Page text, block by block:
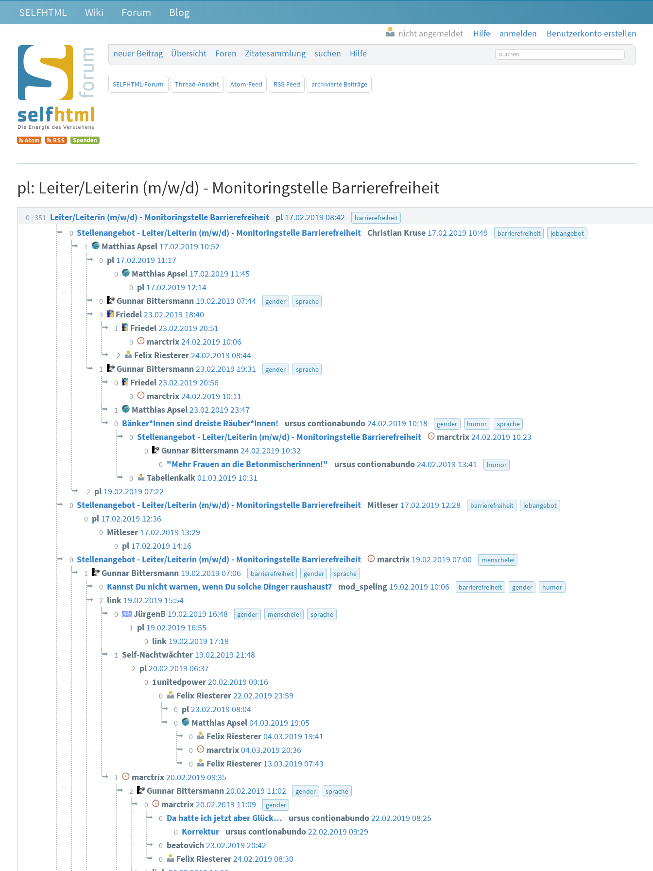
SELFHTML Wiki Forum Blog
nicht angemeldet Hilfe anmelden
Benutzerkonto erstellen
neuer Beitrag
Übersicht Foren Zitatesammlung suchen Hilfe Suchbegriff
SELFHTML-Forum Thread-Ansicht Atom-Feed RSS-Feed archivierte Beiträge
pl: Leiter/Leiterin (m/w/d) - Monitoringstelle Barrierefreiheit
0 351 Leiter/Leiterin (m/w/d) - Monitoringstelle Barrierefreiheit pl 17.02.2019 08:42 barrierefreiheit
0 Stellenangebot - Leiter/Leiterin (m/w/d) - Monitoringstelle Barrierefreiheit Christian Kruse 17.02.2019 10:49 barrierefreiheit jobangebot
1 Matthias Apsel 17.02.2019 10:52
0 pl 17.02.2019 11:17
0 Matthias Apsel 17.02.2019 11:45
0 pl 17.02.2019 12:14
0 Gunnar Bittersmann 19.02.2019 07:44 gender sprache
3 Friedel 23.02.2019 18:40
1 Friedel23.02.2019 20:51
0 marctrix 24.02.2019 10:06
-2 Felix Riesterer24.02.2019 08:44
1 Gunnar Bittersmann23.02.2019 19:31 gender sprache
0 Friedel23.02.2019 20:56
0 marctrix 24.02.2019 10:11
1 Matthias Apsel23.02.2019 23:47
0 Bänker*Innen sind dreiste Räuber*Innen! ursus contionabundo24.02.2019 10:18 gender humor sprache
0 Stellenangebot - Leiter/Leiterin (m/w/d) - Monitoringstelle Barrierefreiheit marctrix24.02.2019 10:23
0 Gunnar Bittersmann24.02.2019 10:32
0 "Mehr Frauen an die Betonmischerinnen!" ursus contionabundo24.02.2019 13:41 humor
0 Tabellenkalk 01.03.2019 10:31
-2 pl 19.02.2019 07:22
0 Stellenangebot - Leiter/Leiterin (m/w/d) - Monitoringstelle Barrierefreiheit Mitleser 17.02.2019 12:28 barrierefreiheit jobangebot
0 pl 17.02.2019 12:36
0 Mitleser 17.02.2019 13:29
0 pl 17.02.2019 14:16
0 Stellenangebot - Leiter/Leiterin (m/w/d) - Monitoringstelle Barrierefreiheit marctrix 19.02.2019 07:00 menschelei
1 Gunnar Bittersmann 19.02.2019 07:06 barrierefreiheit gender sprache
0 Kannst Du nicht warnen, wenn Du solche Dinger raushaust? mod_speling 19.02.2019 10:06 barrierefreiheit gender humor
2 link 19.02.2019 15:54
0 JürgenB 19.02.2019 16:48 gender menschelei sprache
1 pl 19.02.2019 16:55
0 link 19.02.2019 17:18
1 Self-Nachtwächter 19.02.2019 21:48
-2 pl20.02.2019 06:37
0 1unitedpower20.02.2019 09:16
0 Felix Riesterer22.02.2019 23:59
0 pl23.02.2019 08:04
0 Matthias Apsel04.03.2019 19:05
0 Felix Riesterer04.03.2019 19:41
0 marctrix04.03.2019 20:36
0 Felix Riesterer 13.03.2019 07:43
1 marctrix20.02.2019 09:35
2 Gunnar Bittersmann 20.02.2019 11:02 gender sprache
0 marctrix20.02.2019 11:09 gender
0 Da hatte ich jetzt aber Glück… ursus contionabundo22.02.2019 08:25
0 Korrektur ursus contionabundo22.02.2019 09:29
0 beatovich23.02.2019 20:42
0 Felix Riesterer24.02.2019 08:30